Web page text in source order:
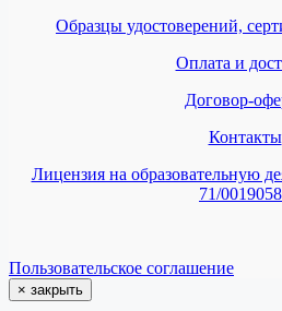
Образцы удостоверений,
Оплата и
Договор-
Контакты
Лицензия на образовательную
71/
Пользовательское соглашение
× закрыть